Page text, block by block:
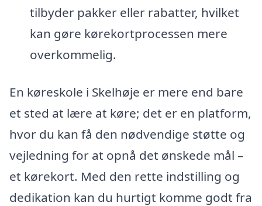
tilbyder pakker eller rabatter, hvilket
kan gøre kørekortprocessen mere
overkommelig.
En køreskole i Skelhøje er mere end bare
et sted at lære at køre; det er en platform,
hvor du kan få den nødvendige støtte og
vejledning for at opnå det ønskede mål –
et kørekort. Med den rette indstilling og
dedikation kan du hurtigt komme godt fra